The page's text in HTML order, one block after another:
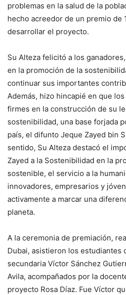
problemas en la salud de la
hecho acreedor de un premio de
desarrollar el proyecto.
Su Alteza felicitó a los
en la promoción de la
continuar sus importantes
Además, hizo hincapié en que
firmes en la construcción de su
sostenibilidad, una base forjada
país, el difunto Jeque Zayed bin
sentido, Su Alteza destacó el
Zayed a la Sostenibilidad en la
sostenible, el servicio a la
innovadores, empresarios y
activamente a marcar una
planeta.
A la ceremonia de premiación,
Dubai, asistieron los estudiantes
secundaria Víctor Sánchez
Avila, acompañados por la
proyecto Rosa Díaz. Fue Víctor